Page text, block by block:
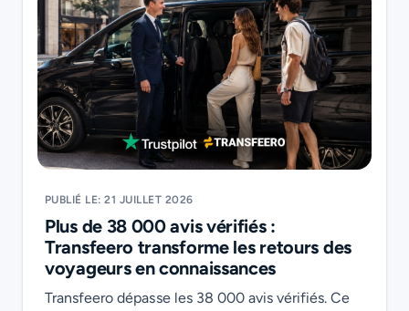
PUBLIÉ LE: 21 JUILLET 2026
Plus de 38 000 avis vérifiés :
Transfeero transforme les retours des
voyageurs en connaissances
Transfeero dépasse les 38 000 avis vérifiés. Ce